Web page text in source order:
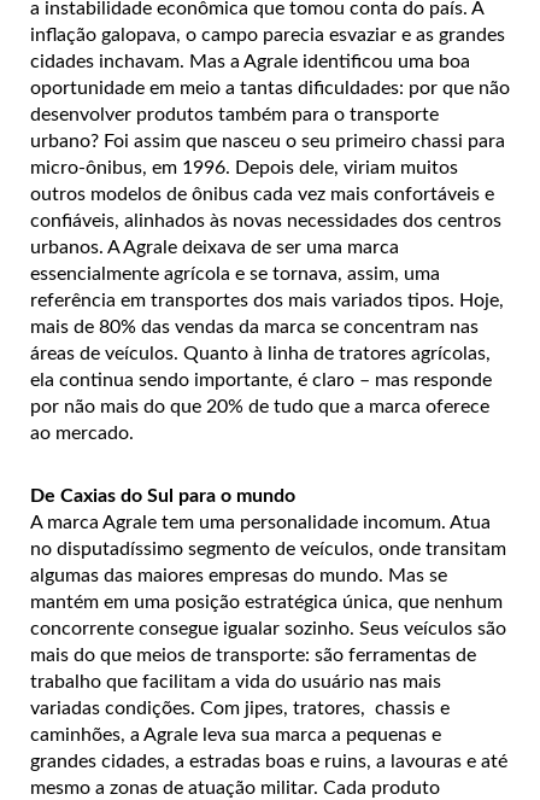
a instabilidade econômica que tomou conta do país. A
inflação galopava, o campo parecia esvaziar e as grandes
cidades inchavam. Mas a Agrale identificou uma boa
oportunidade em meio a tantas dificuldades: por que não
desenvolver produtos também para o transporte
urbano? Foi assim que nasceu o seu primeiro chassi para
micro-ônibus, em 1996. Depois dele, viriam muitos
outros modelos de ônibus cada vez mais confortáveis e
confiáveis, alinhados às novas necessidades dos centros
urbanos. A Agrale deixava de ser uma marca
essencialmente agrícola e se tornava, assim, uma
referência em transportes dos mais variados tipos. Hoje,
mais de 80% das vendas da marca se concentram nas
áreas de veículos. Quanto à linha de tratores agrícolas,
ela continua sendo importante, é claro – mas responde
por não mais do que 20% de tudo que a marca oferece
ao mercado.
De Caxias do Sul para o mundo
A marca Agrale tem uma personalidade incomum. Atua
no disputadíssimo segmento de veículos, onde transitam
algumas das maiores empresas do mundo. Mas se
mantém em uma posição estratégica única, que nenhum
concorrente consegue igualar sozinho. Seus veículos são
mais do que meios de transporte: são ferramentas de
trabalho que facilitam a vida do usuário nas mais
variadas condições. Com jipes, tratores, chassis e
caminhões, a Agrale leva sua marca a pequenas e
grandes cidades, a estradas boas e ruins, a lavouras e até
mesmo a zonas de atuação militar. Cada produto